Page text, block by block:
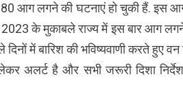
80 आग लगने की घटनाएं हो चुकी हैं. इस
के मुकाबले राज्य में इस बार आग लगने
में बारिश की भविष्यवाणी करते हुए वन
अलर्ट है और सभी जरूरी दिशा निर्देश